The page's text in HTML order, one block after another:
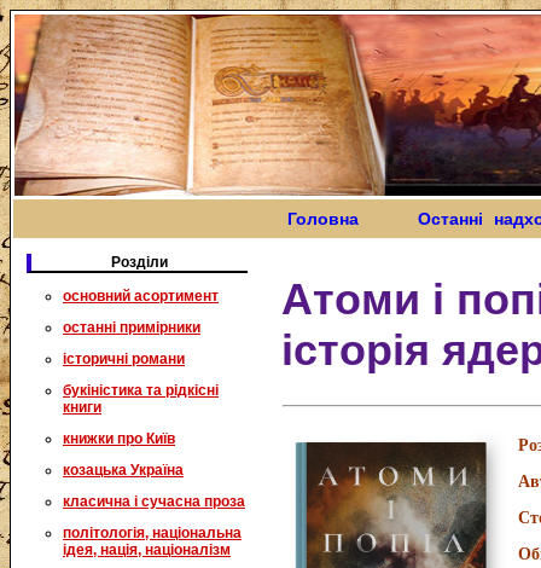
Головна Останні
Розділи
основний асортимент
останні примірники
історичні романи
букіністика та рідкісні
книги
книжки про Київ
козацька Україна
класична і сучасна проза
політологія, національна
ідея, нація, націоналізм
Атоми і
історія